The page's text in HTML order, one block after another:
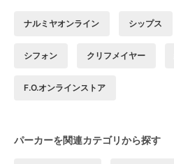
ナルミヤオンライン シップス
シフォン クリフメイヤー
F.O.オンラインストア
パーカーを関連カテゴリから探す